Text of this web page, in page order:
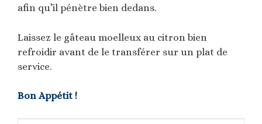
afin qu’il pénètre bien dedans.
Laissez le gâteau moelleux au citron bien
refroidir avant de le transférer sur un plat de
service.
Bon Appétit !